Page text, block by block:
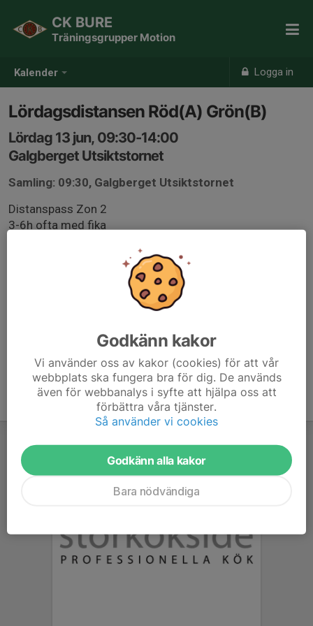
Kalender Logga in
CK BURE
Träningsgrupper Motion
Lördagsdistansen Röd(A) Grön(B)
Lördag 13 jun, 09:30-14:00
Galgberget Utsiktstornet
Samling: 09:30, Galgberget Utsiktstornet
Distanspass Zon 2
3-6h ofta med fika
Ambitionen är att publicera runda kvällen innan, kom
Kom ihåg energi, regnjacka och punkteringslagning.
Godkänn kakor
Vi använder oss av kakor (cookies) för att vår
webbplats ska fungera bra för dig. De används
även för webbanalys i syfte att hjälpa oss att
förbättra våra tjänster.
Så använder vi cookies
Godkänn alla kakor
Bara nödvändiga